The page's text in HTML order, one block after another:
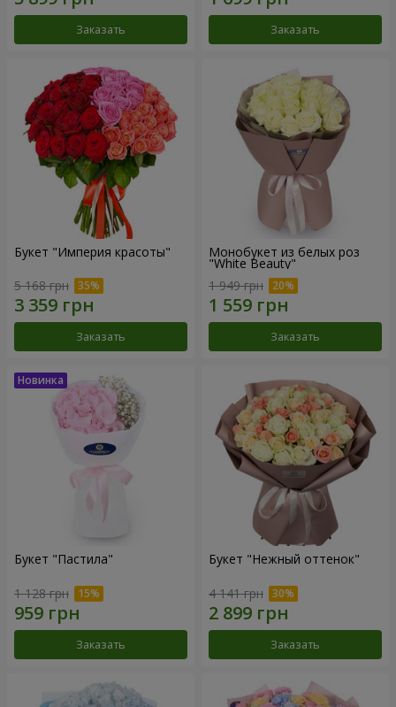
Заказать Заказать
Букет "Империя красоты"
5 168 грн
Заказать
Монобукет из белых роз
"White Beauty"
1 949 грн
Заказать
Букет "Пастила"
1 128 грн
Заказать
Букет "Нежный оттенок"
4 141 грн
Заказать